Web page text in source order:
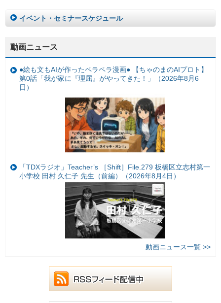
イベント・セミナースケジュール
動画ニュース
●絵も文もAIが作ったペラペラ漫画● 【ちゃのまのAIプロト】
第0話「我が家に『理屈』がやってきた！」（2026年8月6
日）
「TDXラジオ」Teacher’s ［Shift］File.279 板橋区立志村第一
小学校 田村 久仁子 先生（前編）（2026年8月4日）
動画ニュース一覧 >>